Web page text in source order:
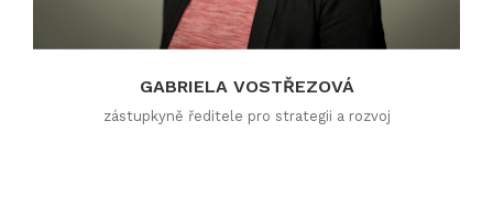
GABRIELA VOSTŘEZOVÁ
zástupkyně ředitele pro strategii a rozvoj